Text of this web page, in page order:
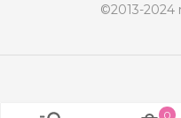
0
©2013-2024